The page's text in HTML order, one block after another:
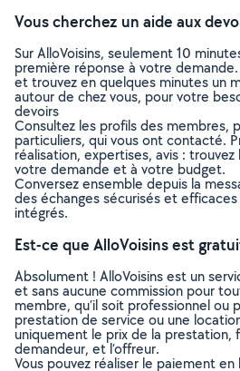
Vous cherchez un aide aux
Sur AlloVoisins, seulement 10
première réponse à votre
et trouvez en quelques minutes un
autour de chez vous, pour votre
devoirs
Consultez les profils des membres,
particuliers, qui vous ont contacté.
réalisation, expertises, avis :
votre demande et à votre budget.
Conversez ensemble depuis la
des échanges sécurisés et
intégrés.
Est-ce que AlloVoisins est
Absolument ! AlloVoisins est un
et sans aucune commission pour
membre, qu’il soit professionnel ou
prestation de service ou une
uniquement le prix de la prestation,
demandeur, et l’offreur.
Vous pouvez réaliser le paiement